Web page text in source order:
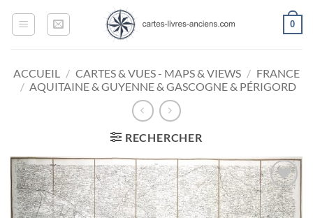
0
ACCUEIL / CARTES & VUES - MAPS & VIEWS / FRANCE
/ AQUITAINE & GUYENNE & GASCOGNE & PÉRIGORD
RECHERCHER
Ajouter
à la